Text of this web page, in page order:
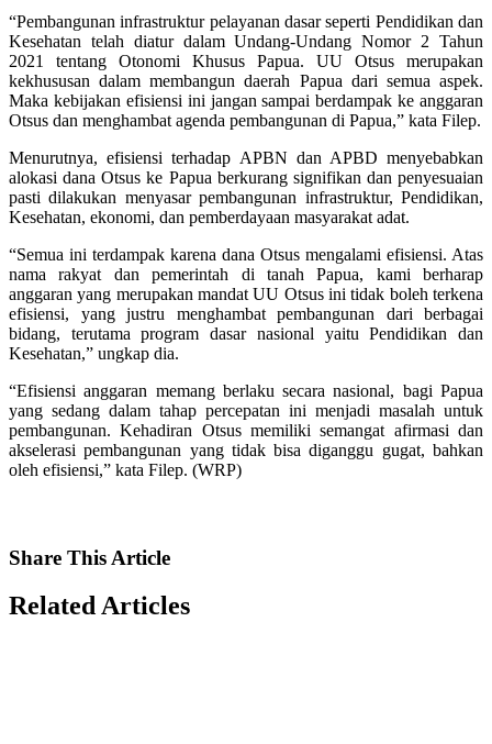
“Pembangunan infrastruktur pelayanan dasar seperti Pendidikan dan
Kesehatan telah diatur dalam Undang-Undang Nomor 2 Tahun
2021 tentang Otonomi Khusus Papua. UU Otsus merupakan
kekhususan dalam membangun daerah Papua dari semua aspek.
Maka kebijakan efisiensi ini jangan sampai berdampak ke anggaran
Otsus dan menghambat agenda pembangunan di Papua,” kata Filep.
Menurutnya, efisiensi terhadap APBN dan APBD menyebabkan
alokasi dana Otsus ke Papua berkurang signifikan dan penyesuaian
pasti dilakukan menyasar pembangunan infrastruktur, Pendidikan,
Kesehatan, ekonomi, dan pemberdayaan masyarakat adat.
“Semua ini terdampak karena dana Otsus mengalami efisiensi. Atas
nama rakyat dan pemerintah di tanah Papua, kami berharap
anggaran yang merupakan mandat UU Otsus ini tidak boleh terkena
efisiensi, yang justru menghambat pembangunan dari berbagai
bidang, terutama program dasar nasional yaitu Pendidikan dan
Kesehatan,” ungkap dia.
“Efisiensi anggaran memang berlaku secara nasional, bagi Papua
yang sedang dalam tahap percepatan ini menjadi masalah untuk
pembangunan. Kehadiran Otsus memiliki semangat afirmasi dan
akselerasi pembangunan yang tidak bisa diganggu gugat, bahkan
oleh efisiensi,” kata Filep. (WRP)
Share This Article
RelatedArticles